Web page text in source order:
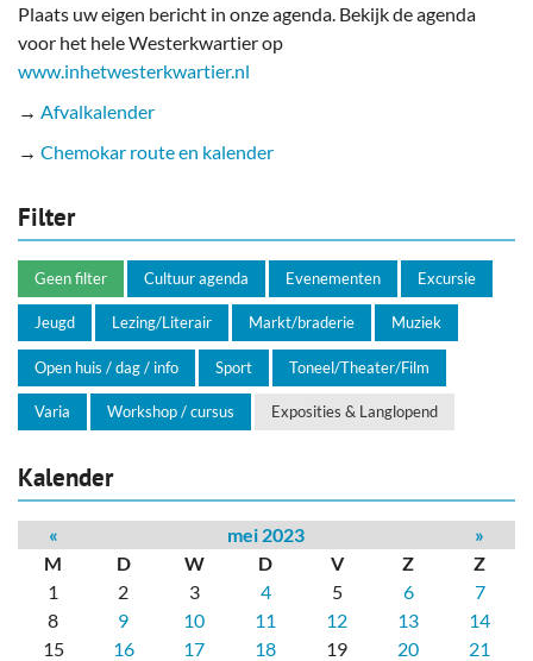
Plaats uw eigen bericht in onze agenda. Bekijk de agenda
voor het hele Westerkwartier op
www.inhetwesterkwartier.nl
→ Afvalkalender
→ Chemokar route en kalender
Filter
Geen filter Cultuur agenda Evenementen Excursie
Jeugd Lezing/Literair Markt/braderie Muziek
Open huis / dag / info Sport Toneel/Theater/Film
Varia Workshop / cursus Exposities & Langlopend
Kalender
« mei 2023
»
M
D W D V Z
Z
1
2 3 4 5 6
7
8
9 10 11 12 13
14
15
16 17 18 19 20
21